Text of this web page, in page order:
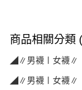
商品相關分類
◢∥男襪〡女襪∥
◢∥男襪〡女襪∥